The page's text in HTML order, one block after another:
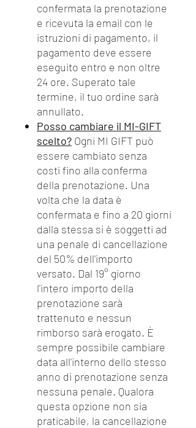
confermata la prenotazione
e ricevuta la email con le
istruzioni di pagamento, il
pagamento deve essere
eseguito entro e non oltre
24 ore. Superato tale
termine, il tuo ordine sarà
annullato.
Posso cambiare il MI-GIFT
scelto? Ogni MI GIFT può
essere cambiato senza
costi fino alla conferma
della prenotazione. Una
volta che la data è
confermata e fino a 20 giorni
dalla stessa si è soggetti ad
una penale di cancellazione
del 50% dell'importo
versato. Dal 19° giorno
l'intero importo della
prenotazione sarà
trattenuto e nessun
rimborso sarà erogato. È
sempre possibile cambiare
data all'interno dello stesso
anno di prenotazione senza
nessuna penale. Qualora
questa opzione non sia
praticabile, la cancellazione